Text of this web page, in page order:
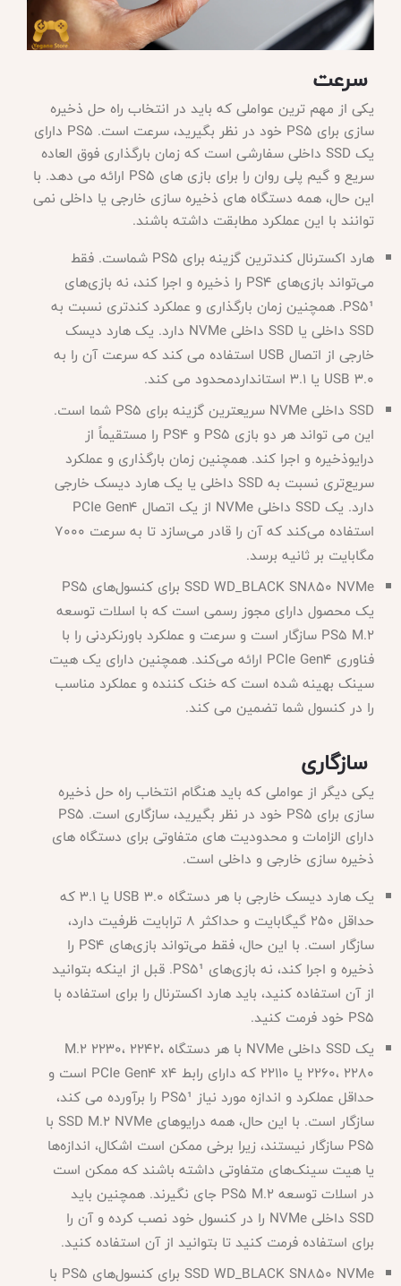
سرعت
یکی از مهم ترین عواملی که باید در انتخاب راه حل ذخیره
سازی برای
PS5 خود در نظر بگیرید، سرعت است. PS5 دارای
یک SSD داخلی سفارشی است که زمان بارگذاری فوق العاده
سریع و گیم پلی روان را برای بازی های PS5 ارائه می دهد. با
این حال، همه دستگاه های ذخیره سازی خارجی یا داخلی نمی
توانند با این عملکرد مطابقت داشته باشند.
هارد اکسترنال کندترین گزینه برای
PS5 شماست. فقط
می‌تواند بازی‌های PS4 را ذخیره و اجرا کند، نه بازی‌های
PS5¹. همچنین زمان بارگذاری و عملکرد کندتری نسبت به
SSD داخلی یا SSD داخلی NVMe دارد. یک هارد دیسک
خارجی از اتصال USB استفاده می کند که سرعت آن را به
USB 3.0 یا 3.1 استانداردمحدود می کند.
SSD داخلی NVMe سریعترین گزینه برای PS5 شما است.
این می تواند هر دو بازی PS5 و PS4 را مستقیماً از
درایوذخیره و اجرا کند. همچنین زمان بارگذاری و عملکرد
سریع‌تری نسبت به SSD داخلی یا یک هارد دیسک خارجی
دارد. یک SSD داخلی NVMe از یک اتصال PCIe Gen4
استفاده می‌کند که آن را قادر می‌سازد تا به سرعت 7000
مگابایت بر ثانیه برسد.
SSD WD_BLACK SN850 NVMe برای کنسول‌های PS5
یک محصول دارای مجوز رسمی است که با اسلات توسعه
PS5 M.2 سازگار است و سرعت و عملکرد باورنکردنی را با
فناوری PCIe Gen4 ارائه می‌کند. همچنین دارای یک هیت
سینک بهینه شده است که خنک کننده و عملکرد مناسب
را در کنسول شما تضمین می کند.
سازگاری
یکی دیگر از عواملی که باید هنگام انتخاب راه حل ذخیره
سازی برای
PS5 خود در نظر بگیرید، سازگاری است. PS5
دارای الزامات و محدودیت های متفاوتی برای دستگاه های
ذخیره سازی خارجی و داخلی است.
یک هارد دیسک خارجی با هر دستگاه
USB 3.0 یا 3.1 که
حداقل 250 گیگابایت و حداکثر 8 ترابایت ظرفیت دارد،
سازگار است. با این حال، فقط می‌تواند بازی‌های PS4 را
ذخیره و اجرا کند، نه بازی‌های PS5¹. قبل از اینکه بتوانید
از آن استفاده کنید، باید هارد اکسترنال را برای استفاده با
PS5 خود فرمت کنید.
یک
SSD داخلی NVMe با هر دستگاه M.2 2230، 2242،
2260، 2280 یا 22110 که دارای رابط PCIe Gen4 x4 است و
حداقل عملکرد و اندازه مورد نیاز PS5¹ را برآورده می کند،
سازگار است. با این حال، همه درایوهای SSD M.2 NVMe با
PS5 سازگار نیستند، زیرا برخی ممکن است اشکال، اندازه‌ها
یا هیت سینک‌های متفاوتی داشته باشند که ممکن است
در اسلات توسعه PS5 M.2 جای نگیرند. همچنین باید
SSD داخلی NVMe را در کنسول خود نصب کرده و آن را
برای استفاده فرمت کنید تا بتوانید از آن استفاده کنید.
SSD WD_BLACK SN850 NVMe برای کنسول‌های PS5 با